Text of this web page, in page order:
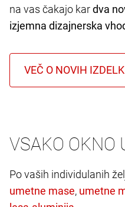
na vas čakajo kardva
izjemna dizajnerska
VSAKO OKNO
Po vaših individulanih
,